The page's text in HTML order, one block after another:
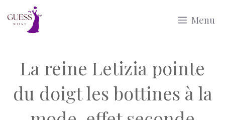
Menu
La reine Letizia pointe
du doigt les bottines à la